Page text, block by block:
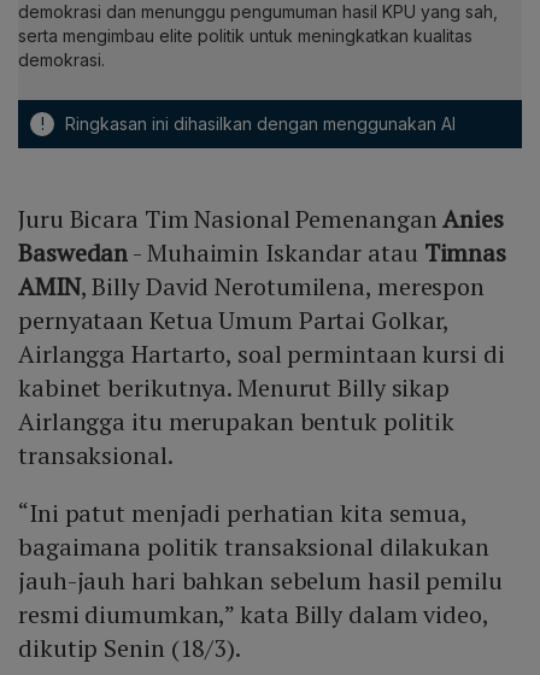
demokrasi dan menunggu pengumuman hasil KPU yang sah,
serta mengimbau elite politik untuk meningkatkan kualitas
demokrasi.
! Ringkasan ini dihasilkan dengan menggunakan AI
Juru Bicara Tim Nasional PemenanganAnies
Baswedan- Muhaimin Iskandar atau Timnas
AMIN, Billy David Nerotumilena, merespon
pernyataan Ketua Umum Partai Golkar,
Airlangga Hartarto, soal permintaan kursi di
kabinet berikutnya. Menurut Billy sikap
Airlangga itu merupakan bentuk politik
transaksional.
“Ini patut menjadi perhatian kita semua,
bagaimana politik transaksional dilakukan
jauh-jauh hari bahkan sebelum hasil pemilu
resmi diumumkan,” kata Billy dalam video,
dikutip Senin (18/3).